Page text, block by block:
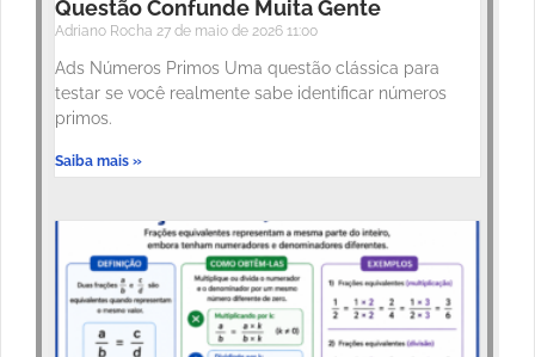
Questão Confunde Muita Gente
Adriano Rocha 27 de maio de 2026 11:00
Ads Números Primos Uma questão clássica para
testar se você realmente sabe identificar números
primos.
Saiba mais »